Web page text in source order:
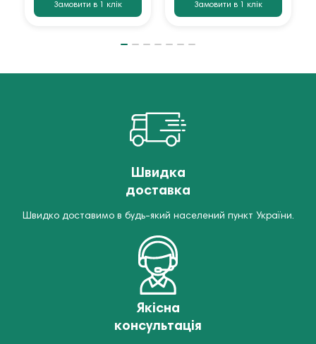
Замовити в 1 клік Замовити в 1 клік
Швидка
доставка
Швидко доставимо в будь-який населений пункт України.
Якісна
консультація